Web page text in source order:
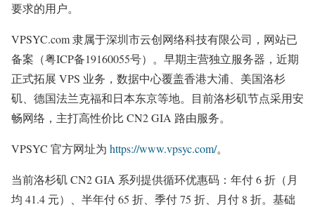
要求的用户。
VPSYC.com 隶属于深圳市云创网络科技有限公司，网站已
备案（粤ICP备19160055号）。早期主营独立服务器，近期
正式拓展 VPS 业务，数据中心覆盖香港大浦、美国洛杉
矶、德国法兰克福和日本东京等地。目前洛杉矶节点采用安
畅网络，主打高性价比 CN2 GIA 路由服务。
VPSYC 官方网址为 https://www.vpsyc.com/。
当前洛杉矶 CN2 GIA 系列提供循环优惠码：年付 6 折（月
均 41.4 元）、半年付 65 折、季付 75 折、月付 8 折。基础